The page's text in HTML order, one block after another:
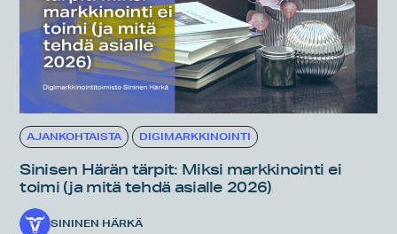
AJANKOHTAISTA DIGIMARKKINOINTI
Sinisen Härän tärpit: Miksi markkinointi ei
toimi (ja mitä tehdä asialle 2026)
SININEN HÄRKÄ